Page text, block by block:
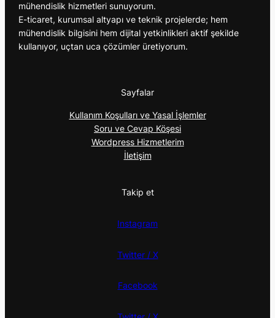
mühendislik hizmetleri sunuyorum.
E-ticaret, kurumsal altyapı ve teknik projelerde; hem
mühendislik bilgisini hem dijital yetkinlikleri aktif şekilde
kullanıyor, uçtan uca çözümler üretiyorum.
Sayfalar
Kullanım Koşulları ve Yasal İşlemler
Soru ve Cevap Köşesi
Wordpress Hizmetlerim
İletişim
Takip et
Instagram
Twitter / X
Facebook